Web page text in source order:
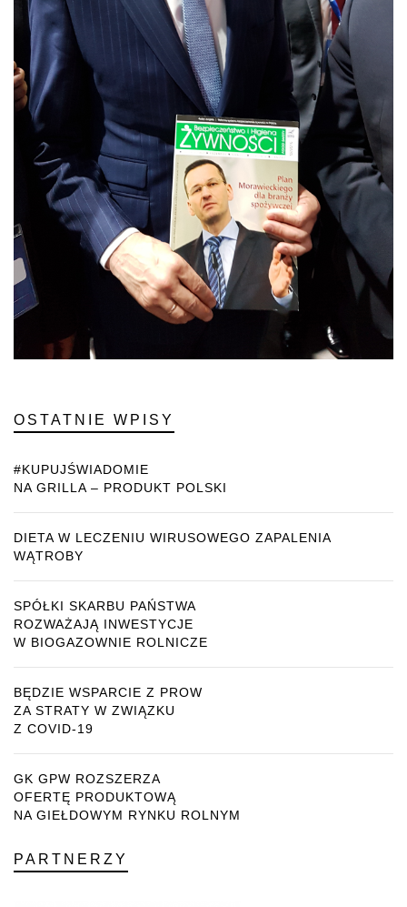
OSTATNIE WPISY
#KUPUJŚWIADOMIE
NA GRILLA – PRODUKT POLSKI
DIETA W LECZENIU WIRUSOWEGO ZAPALENIA
WĄTROBY
SPÓŁKI SKARBU PAŃSTWA
ROZWAŻAJĄ INWESTYCJE
W BIOGAZOWNIE ROLNICZE
BĘDZIE WSPARCIE Z PROW
ZA STRATY W ZWIĄZKU
Z COVID-19
GK GPW ROZSZERZA
OFERTĘ PRODUKTOWĄ
NA GIEŁDOWYM RYNKU ROLNYM
PARTNERZY